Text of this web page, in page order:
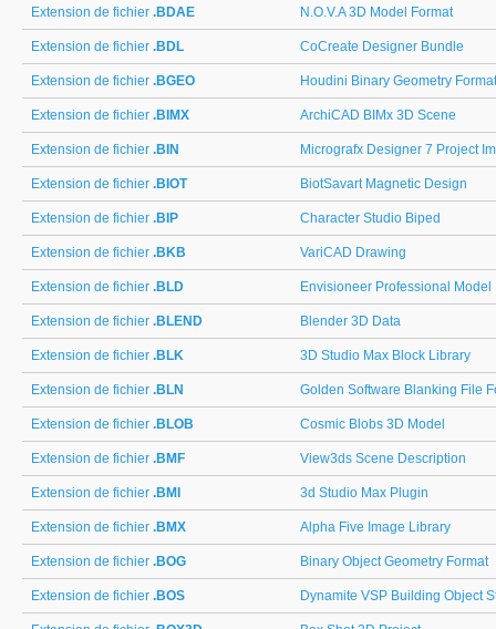
Extension de fichier .BDAE N.O.V.A 3D Model Format
Extension de fichier .BDL CoCreate Designer Bundle
Extension de fichier .BGEO Houdini Binary Geometry Format
Extension de fichier .BIMX ArchiCAD BIMx 3D Scene
Extension de fichier .BIN Micrografx Designer 7 Project
Extension de fichier .BIOT BiotSavart Magnetic Design
Extension de fichier .BIP Character Studio Biped
Extension de fichier .BKB VariCAD Drawing
Extension de fichier .BLD Envisioneer Professional Model
Extension de fichier .BLEND Blender 3D Data
Extension de fichier .BLK 3D Studio Max Block Library
Extension de fichier .BLN Golden Software Blanking File
Extension de fichier .BLOB Cosmic Blobs 3D Model
Extension de fichier .BMF View3ds Scene Description
Extension de fichier .BMI 3d Studio Max Plugin
Extension de fichier .BMX Alpha Five Image Library
Extension de fichier .BOG Binary Object Geometry Format
Extension de fichier .BOS Dynamite VSP Building Object